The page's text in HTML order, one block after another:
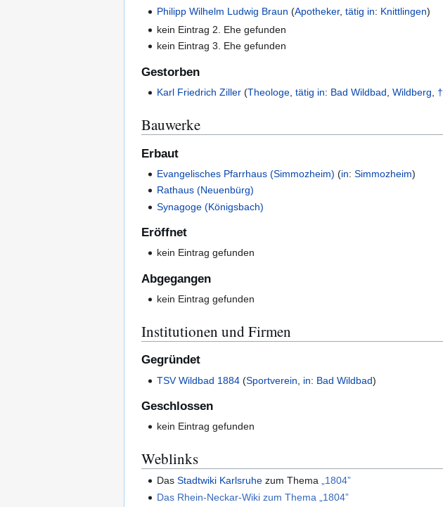
Philipp Wilhelm Ludwig Braun (Apotheker,tätig in: Knittlingen)
kein Eintrag 2. Ehe gefunden
kein Eintrag 3. Ehe gefunden
Gestorben
Karl Friedrich Ziller (Theologe ,tätig in: Bad Wildbad ,Wildberg †
Bauwerke
Erbaut
Evangelisches Pfarrhaus (Simmozheim) (in:Simmozheim)
Rathaus (Neuenbürg)
Synagoge (Königsbach)
Eröffnet
kein Eintrag gefunden
Abgegangen
kein Eintrag gefunden
Institutionen und Firmen
Gegründet
TSV Wildbad 1884 (Sportverein in: Bad Wildbad)
Geschlossen
kein Eintrag gefunden
Weblinks
DasStadtwiki Karlsruhe zum Thema„1804”
Das Rhein-Neckar-Wiki zum Thema „1804”